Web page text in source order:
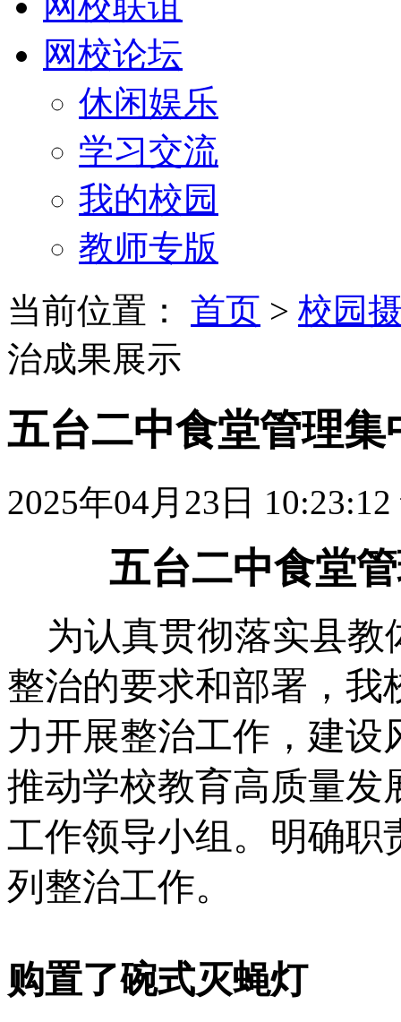
网校论坛
休闲娱乐
学习交流
我的校园
教师专版
当前位置： 首页 > 校园
治成果展示
五台二中食堂管理
2025年04月23日 10:23:12
五台二中食堂
为认真贯彻落实县教
整治的要求和部署，我
力开展整治工作，建
推动学校教育高质量发
工作领导小组。明确职
列整治工作。
购置了碗式灭蝇灯